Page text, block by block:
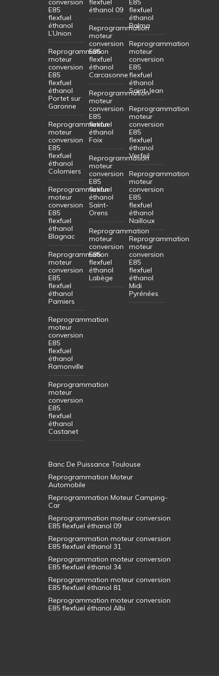
conversion
E85
flexfuel
éthanol
L’Union
Reprogrammation
moteur
conversion
E85
flexfuel
éthanol
Portet sur
Garonne
Reprogrammation
moteur
conversion
E85
flexfuel
éthanol
Colomiers
Reprogrammation
moteur
conversion
E85
flexfuel
éthanol
Blagnac
Reprogrammation
moteur
conversion
E85
flexfuel
éthanol
Pamiers
Reprogrammation
moteur
conversion
E85
flexfuel
éthanol
Ramonville
Reprogrammation
moteur
conversion
E85
flexfuel
éthanol
Castanet
flexfuel
éthanol 09
Reprogrammation
moteur
conversion
E85
flexfuel
éthanol
Carcasonne
Reprogrammation
moteur
conversion
E85
flexfuel
éthanol
Foix
Reprogrammation
moteur
conversion
E85
flexfuel
éthanol
Saint-
Orens
Reprogrammation
moteur
conversion
E85
flexfuel
éthanol
Labège
E85
flexfuel
éthanol
Balma
Reprogrammation
moteur
conversion
E85
flexfuel
éthanol
Saint-Jean
Reprogrammation
moteur
conversion
E85
flexfuel
éthanol
Verfeil
Reprogrammation
moteur
conversion
E85
flexfuel
éthanol
Nailloux
Reprogrammation
moteur
conversion
E85
flexfuel
éthanol
Midi
Pyrénées
Banc De Puissance Toulouse
Reprogrammation Moteur
Automobile
Reprogrammation Moteur Camping-
Car
Reprogrammation moteur conversion
E85 flexfuel éthanol 09
Reprogrammation moteur conversion
E85 flexfuel éthanol 31
Reprogrammation moteur conversion
E85 flexfuel éthanol 34
Reprogrammation moteur conversion
E85 flexfuel éthanol 81
Reprogrammation moteur conversion
E85 flexfuel éthanol Albi